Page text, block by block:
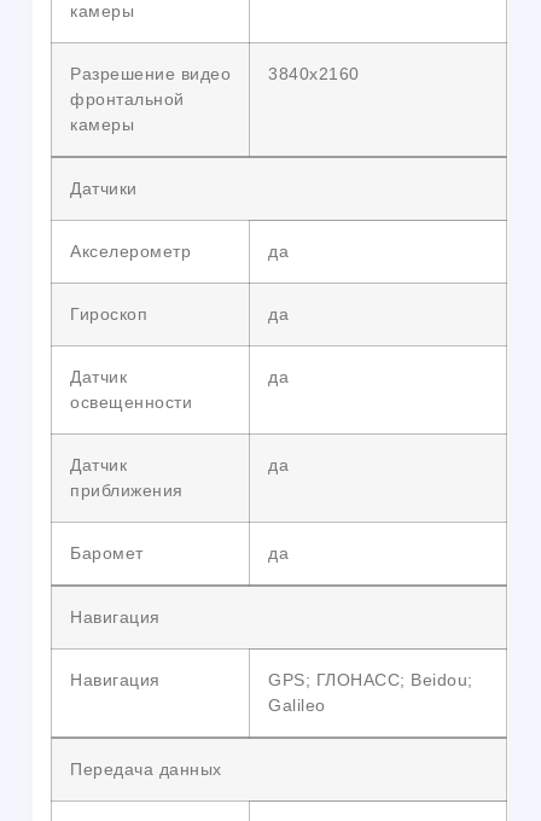
камеры
Разрешение видео
фронтальной
камеры
3840х2160
Датчики
Акселерометр да
Гироскоп да
Датчик
освещенности
да
Датчик
приближения
да
Баромет да
Навигация
Навигация
GPS; ГЛОНАСС; Beidou;
Galileo
Передача данных